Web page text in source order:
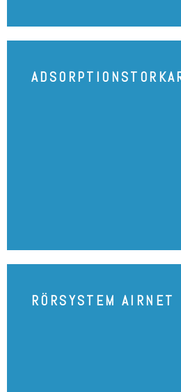
RÖRSYSTEM AIRNET